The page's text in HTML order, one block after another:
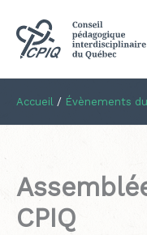
Accueil / Évènements
CPIQ